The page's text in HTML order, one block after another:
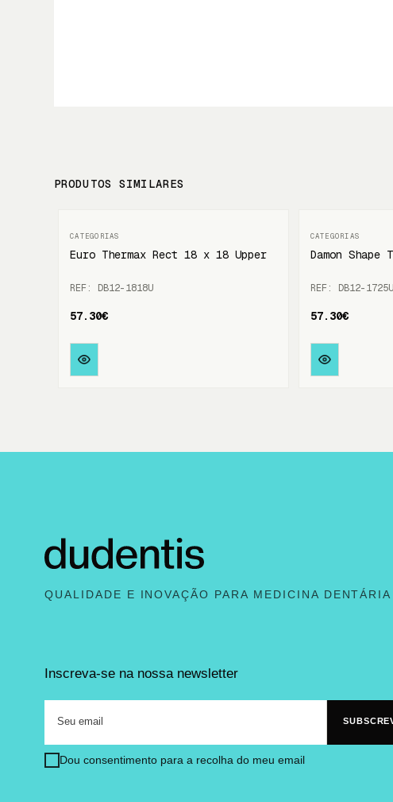
PRODUTOS SIMILARES
Euro Thermax Rect 18 x 18 Upper
REF: DB12-1818U
57.30€
Damon Shape
REF: DB12-1725U
57.30€
QUALIDADE E INOVAÇÃO PARA MEDICINA DENTÁRIA
Inscreva-se na nossa newsletter
Dou consentimento para a recolha do meu email